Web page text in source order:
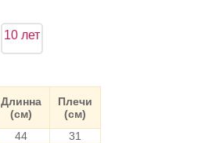
10 лет
Длинна
(см)
Плечи
(см)
44
31